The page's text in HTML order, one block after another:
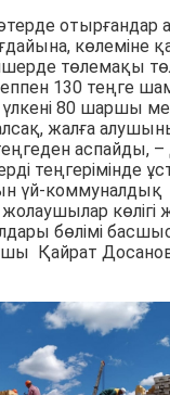
отырғандар
көлеміне
төлемақы
130 теңге
үлкені 80 шаршы
жалға
аспайды, –
теңгерімінде
үй-коммуналдық
көлігі
бөлімі
Қайрат